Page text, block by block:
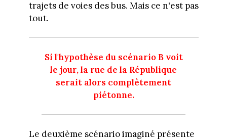
trajets de voies des bus. Mais ce n'est pas
tout.
Si l'hypothèse du scénario B voit
le jour, la rue de la République
serait alors complètement
piétonne.
Le deuxième scénario imaginé présente